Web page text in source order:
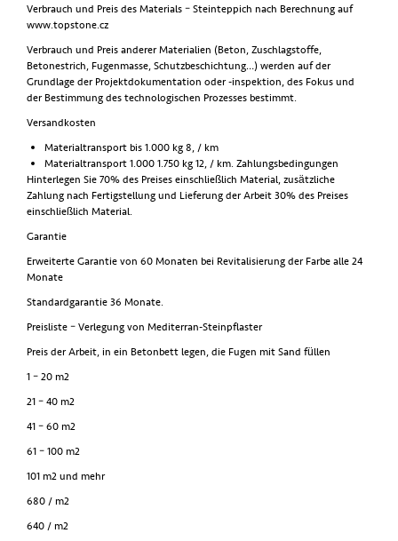
Verbrauch und Preis des Materials – Steinteppich nach Berechnung auf
www.topstone.cz
Verbrauch und Preis anderer Materialien (Beton, Zuschlagstoffe,
Betonestrich, Fugenmasse, Schutzbeschichtung…) werden auf der
Grundlage der Projektdokumentation oder -inspektion, des Fokus und
der Bestimmung des technologischen Prozesses bestimmt.
Versandkosten
Materialtransport bis 1.000 kg 8, / km
Materialtransport 1.000 1.750 kg 12, / km. Zahlungsbedingungen
Hinterlegen Sie 70% des Preises einschließlich Material, zusätzliche
Zahlung nach Fertigstellung und Lieferung der Arbeit 30% des Preises
einschließlich Material.
Garantie
Erweiterte Garantie von 60 Monaten bei Revitalisierung der Farbe alle 24
Monate
Standardgarantie 36 Monate.
Preisliste – Verlegung von Mediterran-Steinpflaster
Preis der Arbeit, in ein Betonbett legen, die Fugen mit Sand füllen
1 – 20 m2
21 – 40 m2
41 – 60 m2
61 – 100 m2
101 m2 und mehr
680 / m2
640 / m2